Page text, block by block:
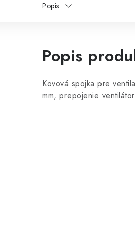
Popis
Popis
Kovová spojka pre
mm, prepojenie